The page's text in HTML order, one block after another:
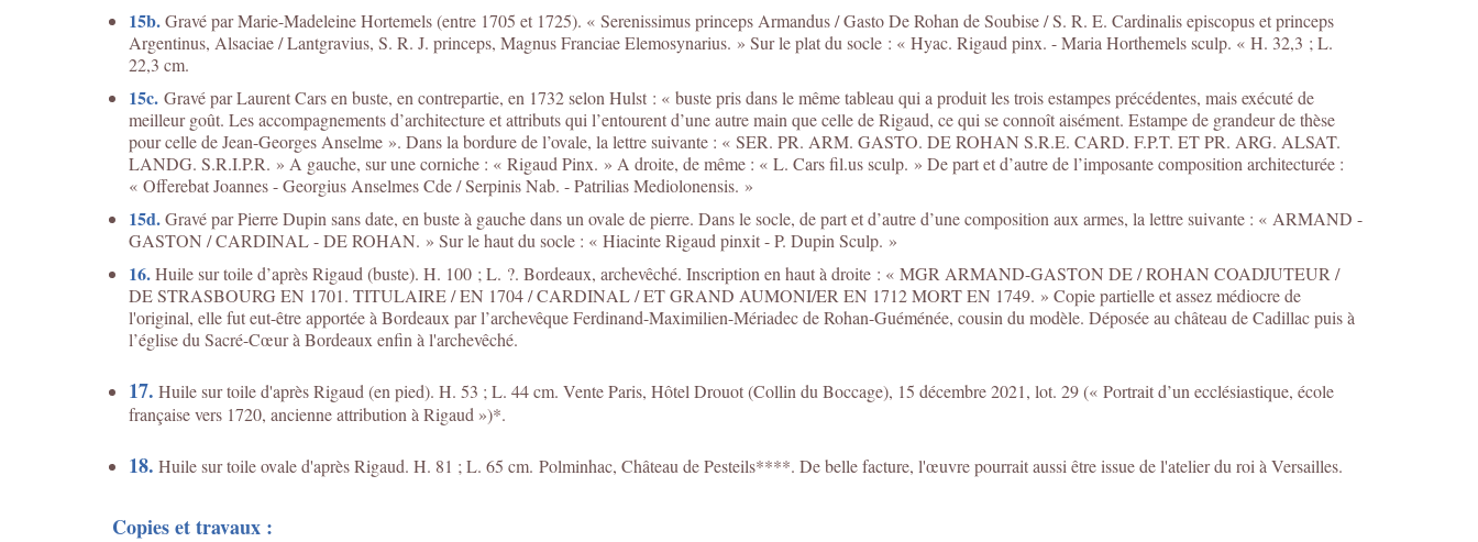
15b.Gravé par Marie-Madeleine Hortemels (entre 1705 et 1725). « Serenissimus princeps Armandus / Gasto De Rohan de Soubise / S. R. E. Cardinalis episcopus et princeps
Argentinus, Alsaciae / Lantgravius, S. R. J. princeps, Magnus Franciae Elemosynarius. » Sur le plat du socle : « Hyac. Rigaud pinx. - Maria Horthemels sculp. « H. 32,3 ; L.
22,3 cm.
15c. Gravé par Laurent Cars en buste, en contrepartie, en 1732 selon Hulst : « buste pris dans le même tableau qui a produit les trois estampes précédentes, mais exécuté de
meilleur goût. Les accompagnements d’architecture et attributs qui l’entourent d’une autre main que celle de Rigaud, ce qui se connoît aisément. Estampe de grandeur de thèse
pour celle de Jean-Georges Anselme ». Dans la bordure de l’ovale, la lettre suivante : « SER. PR. ARM. GASTO. DE ROHAN S.R.E. CARD. F.P.T. ET PR. ARG. ALSAT.
LANDG. S.R.I.P.R. » A gauche, sur une corniche : « Rigaud Pinx. » A droite, de même : « L. Cars fil.us sculp. » De part et d’autre de l’imposante composition architecturée :
« Offerebat Joannes - Georgius Anselmes Cde / Serpinis Nab. - Patrilias Mediolonensis. »
15d.Gravé par Pierre Dupin sans date, en buste à gauche dans un ovale de pierre. Dans le socle, de part et d’autre d’une composition aux armes, la lettre suivante : « ARMAND -
GASTON / CARDINAL - DE ROHAN. » Sur le haut du socle : « Hiacinte Rigaud pinxit - P. Dupin Sculp. »
16.Huile sur toile d’après Rigaud (buste). H. 100 ; L. ?. Bordeaux, archevêché. Inscription en haut à droite : « MGR ARMAND-GASTON DE / ROHAN COADJUTEUR /
DE STRASBOURG EN 1701. TITULAIRE / EN 1704 / CARDINAL / ET GRAND AUMONI/ER EN 1712 MORT EN 1749. » Copie partielle et assez médiocre de
l'original, elle fut eut-être apportée à Bordeaux par l’archevêque Ferdinand-Maximilien-Mériadec de Rohan-Guéménée, cousin du modèle. Déposée au château de Cadillac puis à
l’église du Sacré-Cœur à Bordeaux enfin à l'archevêché.
17. Huile sur toile d'après Rigaud (en pied). H. 53 ; L. 44 cm. Vente Paris, Hôtel Drouot (Collin du Boccage), 15 décembre 2021, lot. 29 (« Portrait d’un ecclésiastique, école
française vers 1720, ancienne attribution à Rigaud »)*.
18. Huile sur toile ovale d'après Rigaud. H. 81 ; L. 65 cm. Polminhac, Château de Pesteils****. De belle facture, l'œuvre pourrait aussi être issue de l'atelier du roi à Versailles.
Copies et travaux :